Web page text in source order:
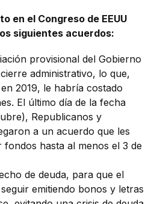
en el Congreso de EEUU
siguientes acuerdos:
provisional del Gobierno
administrativo, lo que,
2019, le habría costado
El último día de la fecha
Republicanos y
a un acuerdo que les
fondos hasta al menos el 3 de
de deuda, para que el
emitiendo bonos y letras